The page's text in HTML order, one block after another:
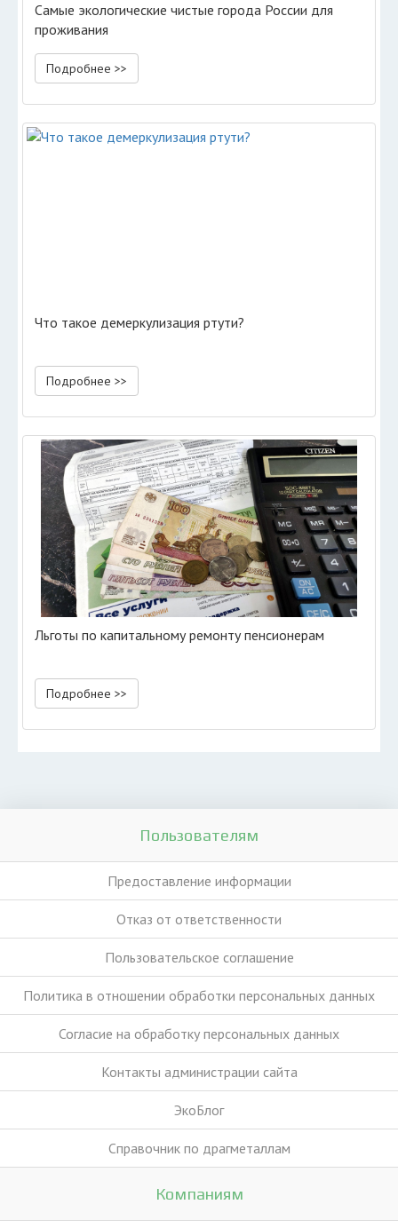
Самые экологические чистые города России для
проживания
Подробнее >>
Что такое демеркулизация ртути?
Подробнее >>
Льготы по капитальному ремонту пенсионерам
Подробнее >>
Пользователям
Предоставление информации
Отказ от ответственности
Пользовательское соглашение
Политика в отношении обработки персональных данных
Согласие на обработку персональных данных
Контакты администрации сайта
ЭкоБлог
Справочник по драгметаллам
Компаниям